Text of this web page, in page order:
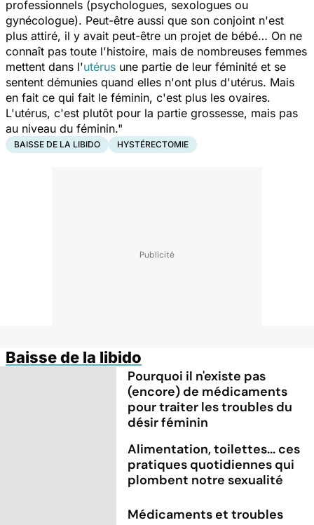
professionnels (psychologues, sexologues ou
gynécologue). Peut-être aussi que son conjoint n'est
plus attiré, il y avait peut-être un projet de bébé… On ne
connaît pas toute l'histoire, mais de nombreuses femmes
mettent dans l'utérus une partie de leur féminité et se
sentent démunies quand elles n'ont plus d'utérus. Mais
en fait ce qui fait le féminin, c'est plus les ovaires.
L'utérus, c'est plutôt pour la partie grossesse, mais pas
au niveau du féminin."
BAISSE DE LA LIBIDO HYSTÉRECTOMIE
Baisse de la libido
Pourquoi il n'existe pas
(encore) de médicaments
pour traiter les troubles du
désir féminin
Alimentation, toilettes... ces
pratiques quotidiennes qui
plombent notre sexualité
Médicaments et troubles